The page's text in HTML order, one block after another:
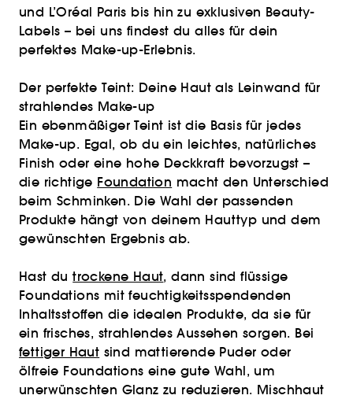
und L’Oréal Paris bis hin zu exklusiven Beauty-
Labels – bei uns findest du alles für dein
perfektes Make-up-Erlebnis.
Der perfekte Teint: Deine Haut als Leinwand für
strahlendes Make-up
Ein ebenmäßiger Teint ist die Basis für jedes
Make-up. Egal, ob du ein leichtes, natürliches
Finish oder eine hohe Deckkraft bevorzugst –
die richtige Foundation macht den Unterschied
beim Schminken. Die Wahl der passenden
Produkte hängt von deinem Hauttyp und dem
gewünschten Ergebnis ab.
Hast dutrockene Haut, dann sind flüssige
Foundations mit feuchtigkeitsspendenden
Inhaltsstoffen die idealen Produkte, da sie für
ein frisches, strahlendes Aussehen sorgen. Bei
fettiger Haut sind mattierende Puder oder
ölfreie Foundations eine gute Wahl, um
unerwünschten Glanz zu reduzieren. Mischhaut